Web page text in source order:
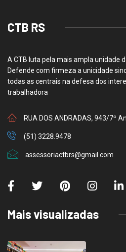
CTB RS
A CTB luta pela mais ampla unidade
Defende com firmeza a unicidade
todas as centrais na defesa dos
trabalhadora
RUA DOS ANDRADAS, 943/7º
(51) 3228.9478
assessoriactbrs@gmail.com
Mais visualizadas